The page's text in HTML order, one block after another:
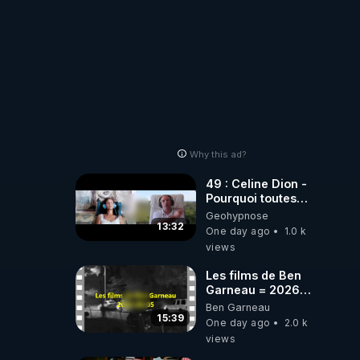
Why this ad?
13:32
49 : Celine Dion -
Pourquoi toutes
ces rumeurs ?
Enquête sous
hypnose
Geohypnose
One day ago
1.0 k
views
15:39
Les films de Ben
Garneau = 2026-
08-05
Ben Garneau
One day ago
2.0 k
views